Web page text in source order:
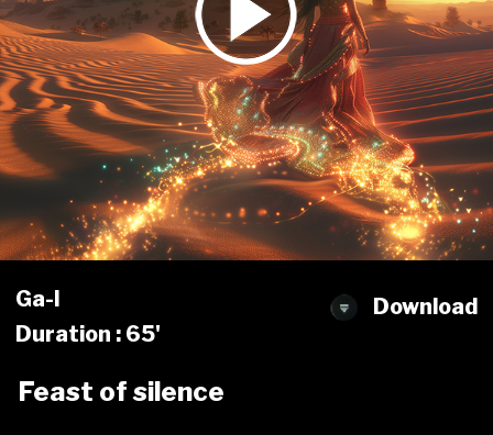
Download
Ga-l
Duration : 65'
Feast of silence